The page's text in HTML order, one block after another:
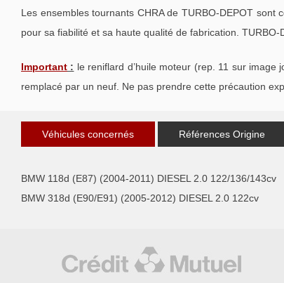
Les ensembles tournants CHRA de TURBO-DEPOT
pour sa fiabilité et sa haute qualité de fabrication.
Important : le reniflard d’huile moteur (rep. 11 sur image
remplacé par un neuf. Ne pas prendre cette précaution
Véhicules concernés Références Origine
BMW 118d (E87) (2004-2011) DIESEL 2.0 122/136/143cv
BMW 318d (E90/E91) (2005-2012) DIESEL 2.0 122cv